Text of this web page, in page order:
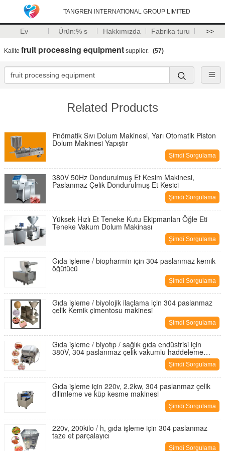
TANGREN INTERNATIONAL GROUP LIMITED
Ev Ürün:% s Hakkımızda Fabrika turu >>
Kalite fruit processing equipment supplier. (57)
Related Products
Pnömatik Sıvı Dolum Makinesi, Yarı Otomatik Piston
Dolum Makinesi Yapıştır
Şimdi Sorgulama
380V 50Hz Dondurulmuş Et Kesim Makinesi,
Paslanmaz Çelik Dondurulmuş Et Kesici
Şimdi Sorgulama
Yüksek Hızlı Et Teneke Kutu Ekipmanları Öğle Eti
Teneke Vakum Dolum Makinası
Şimdi Sorgulama
Gıda işleme / biopharmin için 304 paslanmaz kemik
öğütücü
Şimdi Sorgulama
Gıda işleme / biyolojik ilaçlama için 304 paslanmaz
çelik Kemik çimentosu makinesi
Şimdi Sorgulama
Gıda işleme / biyotıp / sağlık gıda endüstrisi için
380V, 304 paslanmaz çelik vakumlu haddeleme
Şimdi Sorgulama
Gıda işleme için 220v, 2.2kw, 304 paslanmaz çelik
dilimleme ve küp kesme makinesi
Şimdi Sorgulama
220v, 200kilo / h, gıda işleme için 304 paslanmaz
taze et parçalayıcı
Şimdi Sorgulama